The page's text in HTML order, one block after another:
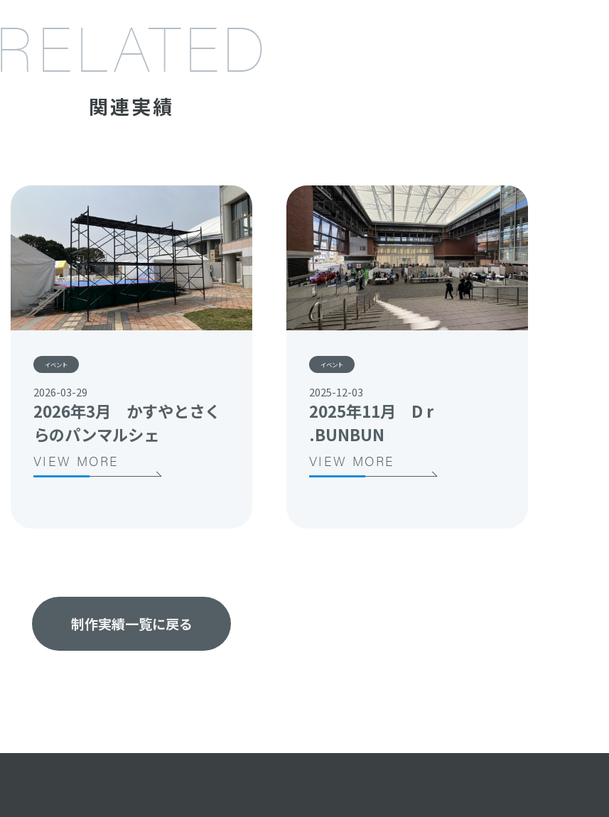
RELATED
関連実績
イベント
2026-03-29
2026年3月 かすやとさく
らのパンマルシェ
VIEW MORE
イベント
2025-12-03
2025年11月 D r
.BUNBUN
VIEW MORE
制作実績一覧に戻る